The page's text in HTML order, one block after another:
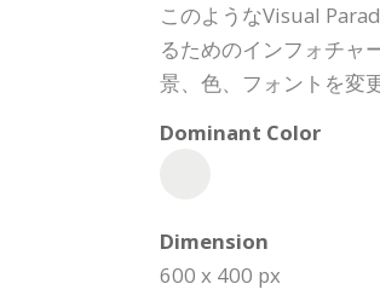
このようなVisual
るためのインフォチャ
景、色、フォントを変
Dominant Color
Dimension
600 x 400 px